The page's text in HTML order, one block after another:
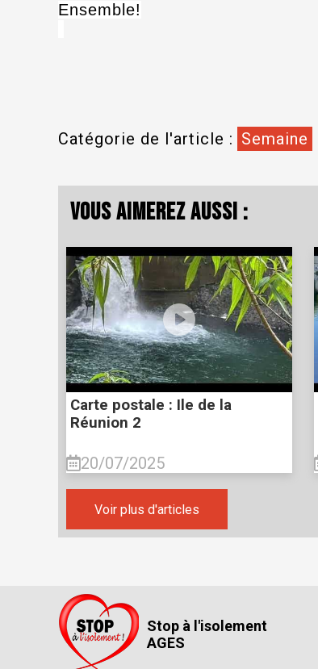
Ensemble!
Catégorie de l'article : Semaine
Vous aimerez aussi :
Carte postale : Ile de la
Réunion 2
20/07/2025
Voir plus d'articles
Stop à l'isolement
AGES